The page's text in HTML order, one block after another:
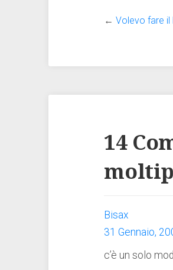
←Volevo fare il
14
Bisax
31 Gennaio,
c’è un solo